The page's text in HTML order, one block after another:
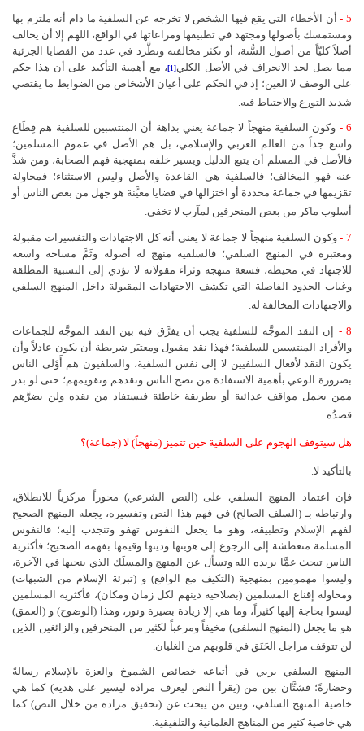
5 - أن الأخطاء التي يقع فيها الشخص لا تخرجه عن السلفية ما دام أنه ملتزم بها
ومستمسك بأصولها ومجتهد في تطبيقها ومراعاتها في الواقع، اللهم إلا أن يخالف
أصلاً كليّاً من أصول السُّنة، أو تكثر مخالفته وتطَّرد في عدد من القضايا الجزئية
مما يصل لحد الانحراف في الأصل الكلي [1]
، مع أهمية التأكيد على أن هذا حكم
على الوصف لا العين؛ إذ في الحكم على أعيان الأشخاص من الضوابط ما يقتضي
شديد التورع والاحتياط فيه.
6 -
وكون السلفية منهجاً لا جماعة يعني بداهة أن المنتسبين للسلفية هم قِطَاع
واسع جداً من العالم العربي والإسلامي، بل هم الأصل في عموم المسلمين؛
فالأصل في المسلم أن يتبع الدليل ويسير خلفه بمنهجية فهم الصحابة، ومن شذَّ
عنه فهو المخالف؛ فالسلفية هي القاعدة والأصل وليس الاستثناء؛ فمحاولة
تقزيمها في جماعة محددة أو اختزالها في قضايا معيَّنة هو جهل من بعض الناس أو
أسلوب ماكر من بعض المنحرفين لمآرب لا تخفى.
7 - وكون السلفية منهجاً لا جماعة لا يعني أنه كل الاجتهادات والتفسيرات مقبولة
ومعتبرة في المنهج السلفي؛ فالسلفية منهج له أصوله وثَمَّ مساحة واسعة
للاجتهاد في محيطه، فسعة منهجه وثراء مقولاته لا تؤدي إلى النسبية المطلقة
وغياب الحدود الفاصلة التي تكشف الاجتهادات المقبولة داخل المنهج السلفي
والاجتهادات المخالفة له.
8 -
إن النقد الموجَّه للسلفية يجب أن يفرَّق فيه بين النقد الموجَّه للجماعات
والأفراد المنتسبين للسلفية؛ فهذا نقد مقبول ومعتبَر شريطة أن يكون عادلاً وأن
يكون النقد لأفعال السلفيين لا إلى نفس السلفية، والسلفيون هم أَوْلى الناس
بضرورة الوعي بأهمية الاستفادة من نصح الناس ونقدهم وتقويمهم؛ حتى لو بدر
ممن يحمل مواقف عدائية أو بطريقة خاطئة فيستفاد من نقده ولن يضرَّهم
قصدُه.
هل سيتوقف الهجوم على السلفية حين تتميز (منهجاً) لا (جماعة)؟
بالتأكيد لا.
فإن اعتماد المنهج السلفي على (النص الشرعي) محوراً مركزياً للانطلاق،
وارتباطه بـ (السلف الصالح) في فهم هذا النص وتفسيره، يجعله المنهج الصحيح
لفهم الإسلام وتطبيقه، وهو ما يجعل النفوس تهفو وتنجذب إليه؛ فالنفوس
المسلمة متعطشة إلى الرجوع إلى هويتها ودينها وقيمها بفهمه الصحيح؛ فأكثرية
الناس تبحث عمَّا يريده الله وتسأل عن المنهج والمسلَك الذي ينجيها في الآخرة،
وليسوا مهمومين بمنهجية (التكيف مع الواقع) و (تبرئة الإسلام من الشبهات)
ومحاولة إقناع المسلمين (بصلاحية دينهم لكل زمان ومكان)، فأكثرية المسلمين
ليسوا بحاجة إليها كثيراً، وما هي إلا زيادة بصيرة ونور، وهذا (الوضوح) و (العمق)
هو ما يجعل (المنهج السلفي) مخيفاً ومرعباً لكثير من المنحرفين والزائغين الذين
لن تتوقف مراجل الحَنَق في قلوبهم من الغليان.
المنهج السلفي يربي في أتباعه خصائص الشموخ والعزة بالإسلام رسالةً
وحضارةً؛ فشتَّان بين من (يقرأ النص ليعرف مرادَه ليسير على هديه) كما هي
خاصية المنهج السلفي، وبين من يبحث عن (تحقيق مراده من خلال النص) كما
هي خاصية كثير من المناهج العَلمانية والتلفيقية.